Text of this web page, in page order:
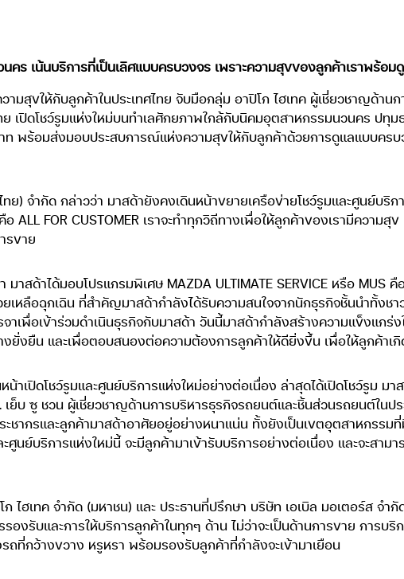
ร เน้นบริการที่เป็นเลิศแบบครบวงจร เพราะความสุขของลูกค้าเราพร้อม
มสุขให้กับลูกค้าในประเทศไทย จับมือกลุ่ม อาปิโก ไฮเทค ผู้เชี่ยวชาญด้าน
เปิดโชว์รูมแห่งใหม่บนทำเลศักยภาพใกล้กับนิคมอุตสาหกรรมนวนคร ปทุม
พร้อมส่งมอบประสบการณ์แห่งความสุขให้กับลูกค้าด้วยการดูแลแบบครบ
ย) จำกัด กล่าวว่า มาสด้ายังคงเดินหน้าขยายเครือข่ายโชว์รูมและศูนย์บริ
FOR CUSTOMER เราจะทำทุกวิถีทางเพื่อให้ลูกค้าของเรามีความสุ
รขาย
าสด้าได้มอบโปรแกรมพิเศษ MAZDA ULTIMATE SERVICE หรือ
หลือฉุกเฉิน ที่สำคัญมาสด้ากำลังได้รับความสนใจจากนักธุรกิจชั้นนำทั้งชา
เพื่อเข้าร่วมดำเนินธุรกิจกับมาสด้า วันนี้มาสด้ากำลังสร้างความแข็งแกร่ง
ยั่งยืน และเพื่อตอบสนองต่อความต้องการลูกค้าให้ดียิ่งขึ้น เพื่อให้ลูกค้าเ
เปิดโชว์รูมและศูนย์บริการแห่งใหม่อย่างต่อเนื่อง ล่าสุดได้เปิดโชว์รูม มา
บ ซู ชวน ผู้เชี่ยวชาญด้านการบริหารธุรกิจรถยนต์และชิ้นส่วนรถยนต์ในป
ากรและลูกค้ามาสด้าอาศัยอยู่อย่างหนาแน่น ทั้งยังเป็นเขตอุตสาหกรรม
ศูนย์บริการแห่งใหม่นี้ จะมีลูกค้ามาเข้ารับบริการอย่างต่อเนื่อง และจะสาม
ไฮเทค จำกัด (มหาชน) และ ประธานที่ปรึกษา บริษัท เอเบิล มอเตอร์ส จำ
งรับและการให้บริการลูกค้าในทุกๆ ด้าน ไม่ว่าจะเป็นด้านการขาย การบ
ที่กว้างขวาง หรูหรา พร้อมรองรับลูกค้าที่กำลังจะเข้ามาเยือน